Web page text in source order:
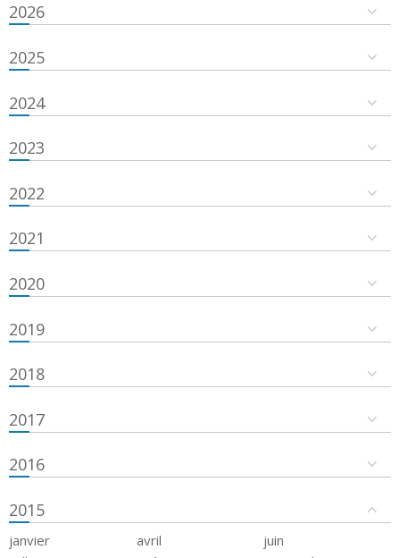
2026
2025
2024
2023
2022
2021
2020
2019
2018
2017
2016
2015
janvier avril
juin